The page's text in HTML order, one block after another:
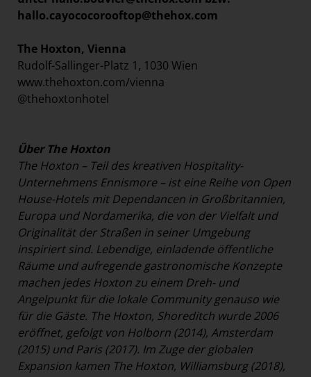
hallo.cayococorooftop@thehox.com
The Hoxton, Vienna
Rudolf-Sallinger-Platz 1, 1030 Wien
www.thehoxton.com/vienna
@thehoxtonhotel
Über The Hoxton
The Hoxton – Teil des kreativen Hospitality-
Unternehmens Ennismore – ist eine Reihe von Open
House-Hotels mit Dependancen in Großbritannien,
Europa und Nordamerika, die von der Vielfalt und
Originalität der Straßen in seiner Umgebung
inspiriert sind. Lebendige, einladende öffentliche
Räume und aufregende gastronomische Konzepte
machen jedes Hoxton zu einem Dreh- und
Angelpunkt für die lokale Community genauso wie
für die Gäste. The Hoxton, Shoreditch wurde 2006
eröffnet, gefolgt von Holborn (2014), Amsterdam
(2015) und Paris (2017). Im Zuge der globalen
Expansion kamen The Hoxton, Williamsburg (2018),